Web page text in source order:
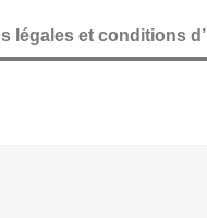
légales et conditions